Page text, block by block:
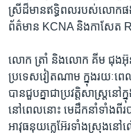
ស្រីដ៏មានឥទ្ធិពលរបស់លោកផងដ
ព័ត៌មាន KCNA និងកាសែត
លោក ត្រាំ និងលោក គីម ជុងអ៊ុ
ប្រទេសវៀតណាម ក្នុងរយៈព
បានជួបគ្នាជាប្រវត្តិសាស្ត្រន
នៅពេលនោះ មេដឹកនាំទាំងពីរ
អាវុធនុយក្លេអ៊ែរទាំងស្រុងនៅល